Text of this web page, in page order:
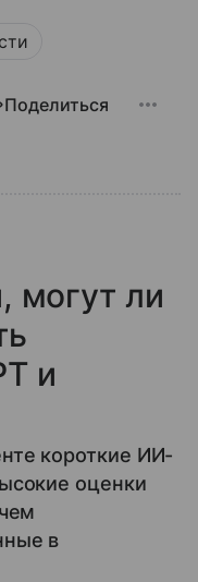
Поделиться
могут ли
и
короткие ИИ-
оценки
в